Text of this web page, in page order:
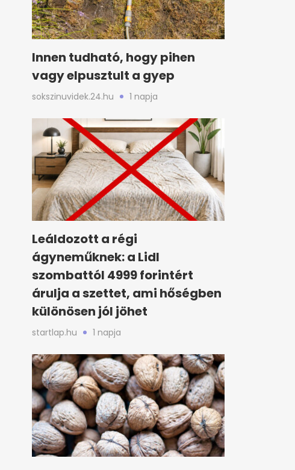
Innen tudható, hogy pihen
vagy elpusztult a gyep
sokszinuvidek.24.hu 1 napja
Leáldozott a régi
ágyneműknek: a Lidl
szombattól 4999 forintért
árulja a szettet, ami hőségben
különösen jól jöhet
startlap.hu 1 napja